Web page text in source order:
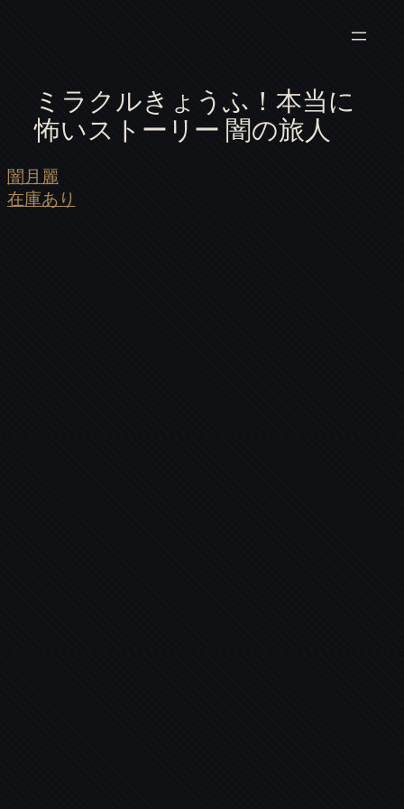
ミラクルきょうふ！本当に
怖いストーリー 闇の旅人
闇月麗
在庫あり